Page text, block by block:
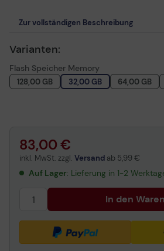
Zur vollständigen Beschreibung
Varianten:
Flash Speicher Memory
128,00 GB 32,00 GB 64,00 GB
83,00 €
inkl. MwSt. zzgl. Versand ab 5,99 €
Auf Lager: Lieferung in 1-2
In den